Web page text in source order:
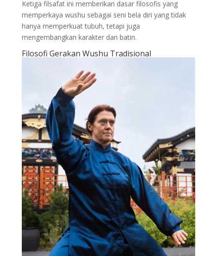
Ketiga filsafat ini memberikan dasar filosofis yang
memperkaya wushu sebagai seni bela diri yang tidak
hanya memperkuat tubuh, tetapi juga
mengembangkan karakter dan batin.
Filosofi Gerakan Wushu Tradisional